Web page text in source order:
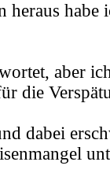
heraus
aber
die
dabei